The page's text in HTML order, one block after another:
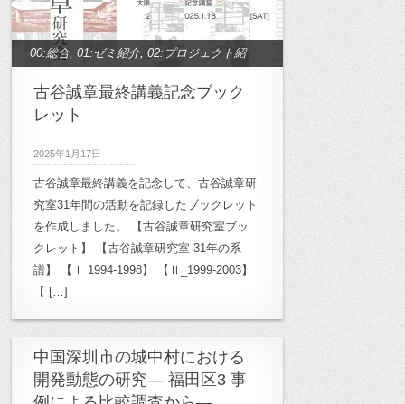
00:総合,01:ゼミ紹介,02:プロジェクト紹
究
12:木質空間研究
16:作家論ゼミ2010
究,20:雲南プロジェクト,21:キャンパス
学校再生計画
,24:TokyoDesignersWeek,
25:奈良プロジェクト,
26:小豆島プロジェ
クト, 27.森が学校計画プロジェクト
森が学校計画プロジェクト,30:ワークシ
ョップ,31:OB/OG,32: ル・コルビュジ
エプロジェクト,33: 菊竹清訓プロジェク
古谷誠章最終講義記念ブック
レット
2025年1月17日
古谷誠章最終講義を記念して、古谷誠章研
究室31年間の活動を記録したブックレット
を作成しました。 【古谷誠章研究室ブッ
クレット】 【古谷誠章研究室 31年の系
譜】 【Ⅰ 1994-1998】 【Ⅱ_1999-2003】
【 […]
中国深圳市の城中村における
開発動態の研究― 福田区3 事